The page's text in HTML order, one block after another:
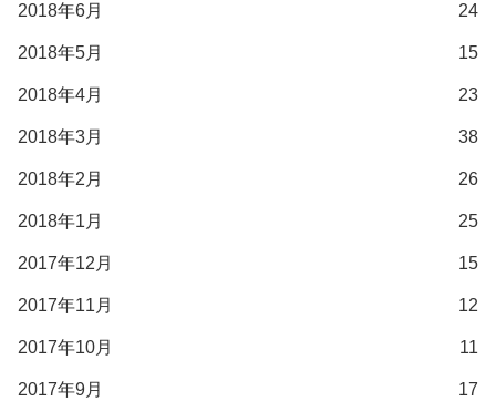
2018年6月 24
2018年5月 15
2018年4月 23
2018年3月 38
2018年2月 26
2018年1月 25
2017年12月 15
2017年11月 12
2017年10月 11
2017年9月 17